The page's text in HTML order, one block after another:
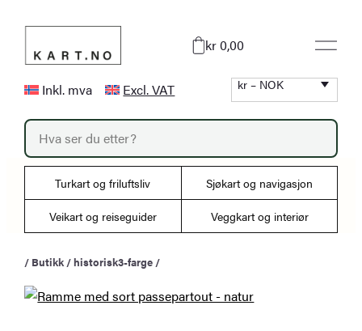
innhold
kr 0,00
Inkl. mva Excl. VAT kr – NOK
P
o
d
t
r
h
Turkart og friluftsliv Sjøkart og navigasjon
Veikart og reiseguider Veggkart og interiør
/ Butikk /historisk3-farge /